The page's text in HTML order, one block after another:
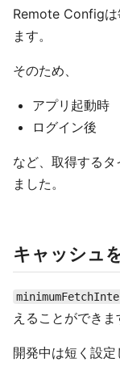
Remote Configは
ます。
そのため、
アプリ起動時
ログイン後
など、取得する
ました。
キャッシュ
えることができま
開発中は短く設